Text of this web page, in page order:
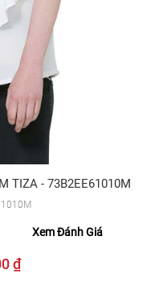
TIZA - 73B2EE61010M
Xem Đánh Giá
₫